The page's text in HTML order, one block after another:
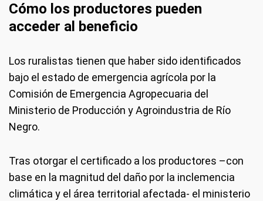
Cómo los productores pueden
acceder al beneficio
Los ruralistas tienen que haber sido identificados
bajo el estado de emergencia agrícola por la
Comisión de Emergencia Agropecuaria del
Ministerio de Producción y Agroindustria de Río
Negro.
Tras otorgar el certificado a los productores –con
base en la magnitud del daño por la inclemencia
climática y el área territorial afectada- el ministerio